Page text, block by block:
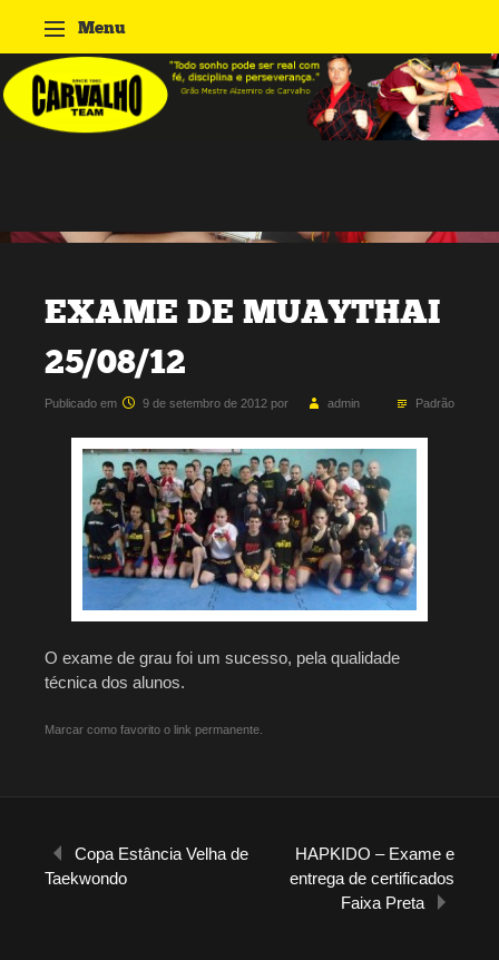
Menu
Pular para o conteúdo
Academia
Carvalho
EXAME DE MUAYTHAI
25/08/12
Publicado em 9 de setembro de 2012 por admin Padrão
O exame de grau foi um sucesso, pela qualidade
técnica dos alunos.
Marcar como favorito o link permanente
Navegação de Posts
Copa Estância Velha de
Taekwondo
HAPKIDO – Exame e
entrega de certificados
Faixa Preta